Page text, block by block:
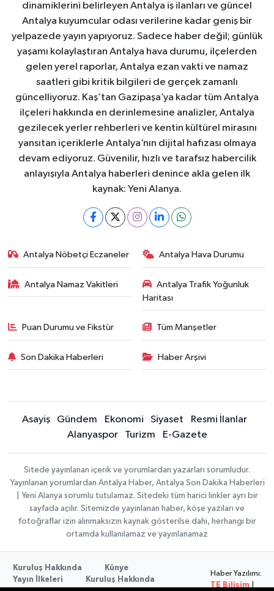
dinamiklerini belirleyen Antalya iş ilanları ve güncel
Antalya kuyumcular odası verilerine kadar geniş bir
yelpazede yayın yapıyoruz. Sadece haber değil; günlük
yaşamı kolaylaştıran Antalya hava durumu, ilçelerden
gelen yerel raporlar, Antalya ezan vakti ve namaz
saatleri gibi kritik bilgileri de gerçek zamanlı
güncelliyoruz. Kaş’tan Gazipaşa’ya kadar tüm Antalya
ilçeleri hakkında en derinlemesine analizler, Antalya
gezilecek yerler rehberleri ve kentin kültürel mirasını
yansıtan içeriklerle Antalya’nın dijital hafızası olmaya
devam ediyoruz. Güvenilir, hızlı ve tarafsız habercilik
anlayışıyla Antalya haberleri denince akla gelen ilk
kaynak: Yeni Alanya.
Antalya Nöbetçi Eczaneler Antalya Hava Durumu
Antalya Namaz Vakitleri
Antalya Trafik Yoğunluk
Haritası
Puan Durumu ve Fikstür Tüm Manşetler
Son Dakika Haberleri Haber Arşivi
Asayiş Gündem Ekonomi Siyaset
Resmi İlanlar
Alanyaspor
Turizm E-Gazete
Sitede yayınlanan içerik ve yorumlardan yazarları sorumludur.
Yayınlanan yorumlardan Antalya Haber, Antalya Son Dakika Haberleri
| Yeni Alanya sorumlu tutulamaz. Sitedeki tüm harici linkler ayrı bir
sayfada açılır. Sitemizde yayınlanan haber, köşe yazıları ve
fotoğraflar izin alınmaksızın kaynak gösterilse dahi, herhangi bir
ortamda kullanılamaz ve yayınlanamaz
Kuruluş Hakkında
Künye
Yayın İlkeleri
Kuruluş Hakkında
Haber Yazılımı:
TE Bilişim